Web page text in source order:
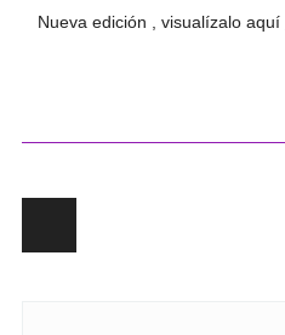
Nueva edición , visualízalo aquí